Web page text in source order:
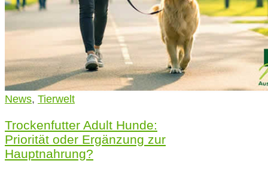
News, Tierwelt
Trockenfutter Adult Hunde:
Priorität oder Ergänzung zur
Hauptnahrung?